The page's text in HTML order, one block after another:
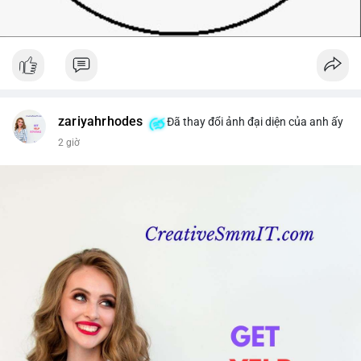
zariyahrhodes Đã thay đổi ảnh đại diện của anh ấy
2 giờ